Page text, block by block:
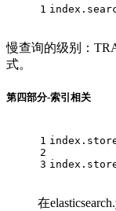
1
慢查询的级别：
式。
第四部分-索引相关
1
2
3
在